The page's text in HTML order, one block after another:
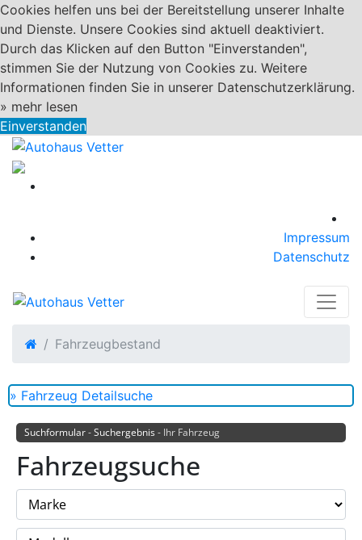
Cookies helfen uns bei der Bereitstellung unserer Inhalte
und Dienste. Unsere Cookies sind aktuell deaktiviert.
Durch das Klicken auf den Button "Einverstanden",
stimmen Sie der Nutzung von Cookies zu. Weitere
Informationen finden Sie in unserer Datenschutzerklärung.
» mehr lesen
Einverstanden
Impressum
Datenschutz
Fahrzeugbestand
» Fahrzeug Detailsuche
Suchformular-Suchergebnis- Ihr Fahrzeug
Fahrzeugsuche